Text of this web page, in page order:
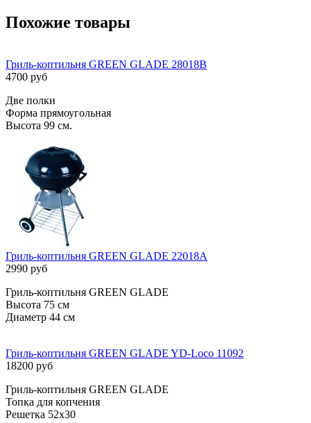
Похожие товары
Гриль-коптильня GREEN GLADE 28018B
4700 руб
Две полки
Форма прямоугольная
Высота 99 см.
Гриль-коптильня GREEN GLADE 22018A
2990 руб
Гриль-коптильня GREEN GLADE
Высота 75 см
Диаметр 44 см
Гриль-коптильня GREEN GLADE YD-Loco 11092
18200 руб
Гриль-коптильня GREEN GLADE
Топка для копчения
Решетка 52х30